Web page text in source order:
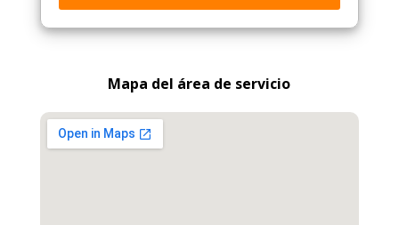
Mapa del área de servicio